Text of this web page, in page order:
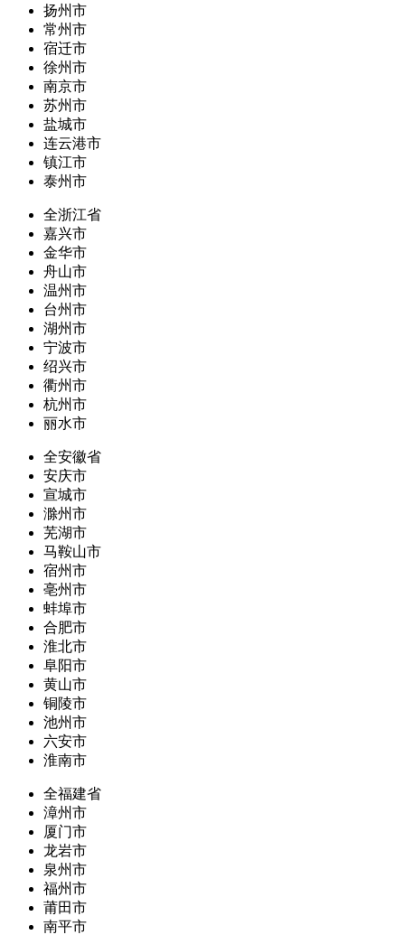
扬州市
常州市
宿迁市
徐州市
南京市
苏州市
盐城市
连云港市
镇江市
泰州市
全浙江省
嘉兴市
金华市
舟山市
温州市
台州市
湖州市
宁波市
绍兴市
衢州市
杭州市
丽水市
全安徽省
安庆市
宣城市
滁州市
芜湖市
马鞍山市
宿州市
亳州市
蚌埠市
合肥市
淮北市
阜阳市
黄山市
铜陵市
池州市
六安市
淮南市
全福建省
漳州市
厦门市
龙岩市
泉州市
福州市
莆田市
南平市